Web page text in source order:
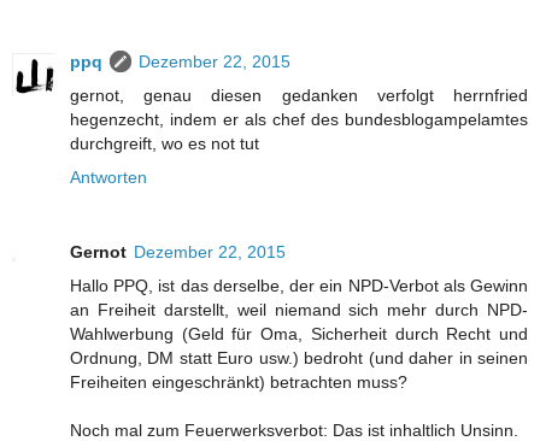
ppq
Dezember 22, 2015
gernot, genau diesen gedanken verfolgt herrnfried
hegenzecht, indem er als chef des bundesblogampelamtes
durchgreift, wo es not tut
Antworten
Gernot Dezember 22, 2015
Hallo PPQ, ist das derselbe, der ein NPD-Verbot als Gewinn
an Freiheit darstellt, weil niemand sich mehr durch NPD-
Wahlwerbung (Geld für Oma, Sicherheit durch Recht und
Ordnung, DM statt Euro usw.) bedroht (und daher in seinen
Freiheiten eingeschränkt) betrachten muss?
Noch mal zum Feuerwerksverbot: Das ist inhaltlich Unsinn.